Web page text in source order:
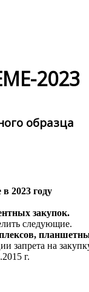
2023
образца
2023 году
закупок.
следующие.
запрета на
г.